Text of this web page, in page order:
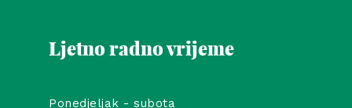
Ljetno radno vrijeme
Ponedjeljak - subota